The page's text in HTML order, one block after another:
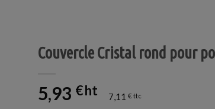
Couvercle Cristal rond pour
5,93 € 7,11 €